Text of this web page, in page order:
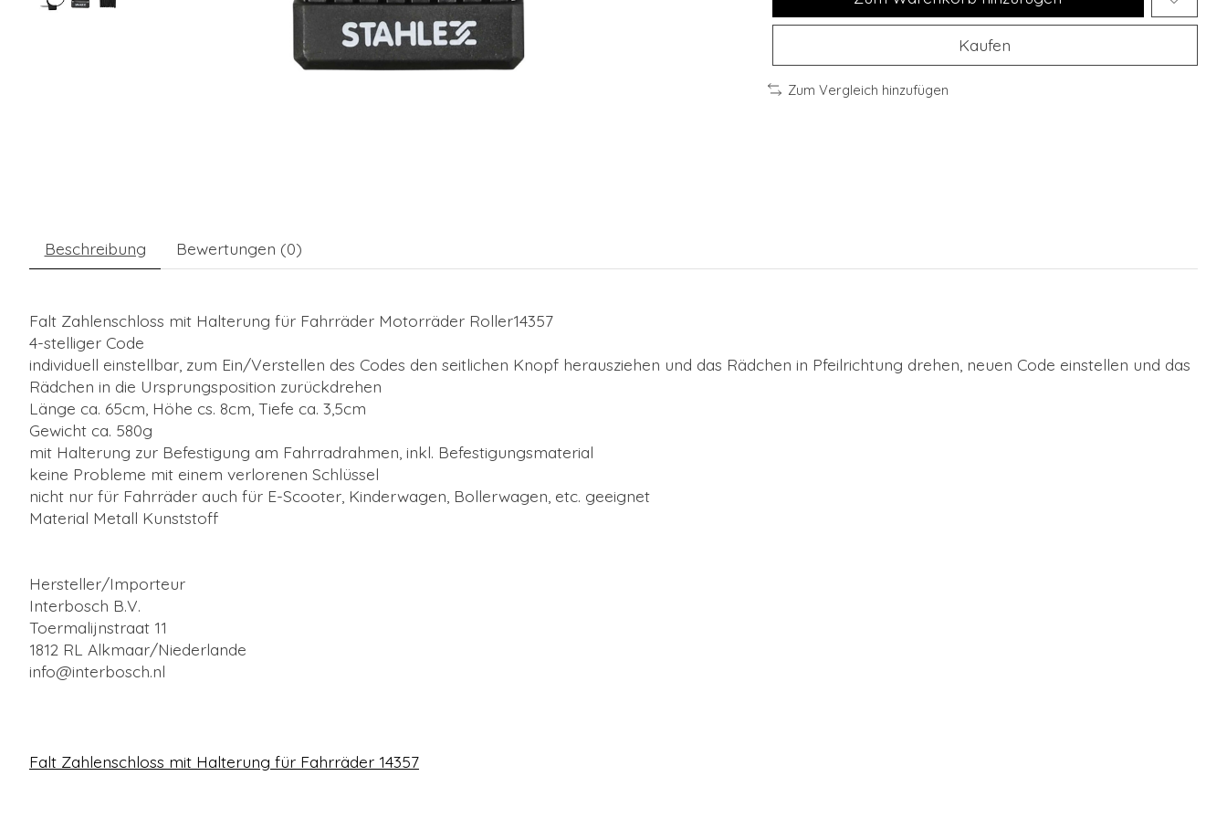
Kaufen
Zum Vergleich hinzufügen
Beschreibung Bewertungen (0)
Falt Zahlenschloss mit Halterung für Fahrräder Motorräder Roller14357
4-stelliger Code
individuell einstellbar, zum Ein/Verstellen des Codes den seitlichen Knopf herausziehen und das Rädchen in Pfeilrichtung drehen, neuen Code einstellen und das
Rädchen in die Ursprungsposition zurückdrehen
Länge ca. 65cm, Höhe cs. 8cm, Tiefe ca. 3,5cm
Gewicht ca. 580g
mit Halterung zur Befestigung am Fahrradrahmen, inkl. Befestigungsmaterial
keine Probleme mit einem verlorenen Schlüssel
nicht nur für Fahrräder auch für E-Scooter, Kinderwagen, Bollerwagen, etc. geeignet
Material Metall Kunststoff
Hersteller/Importeur
Interbosch B.V.
Toermalijnstraat 11
1812 RL Alkmaar/Niederlande
info@interbosch.nl
Falt Zahlenschloss mit Halterung für Fahrräder 14357